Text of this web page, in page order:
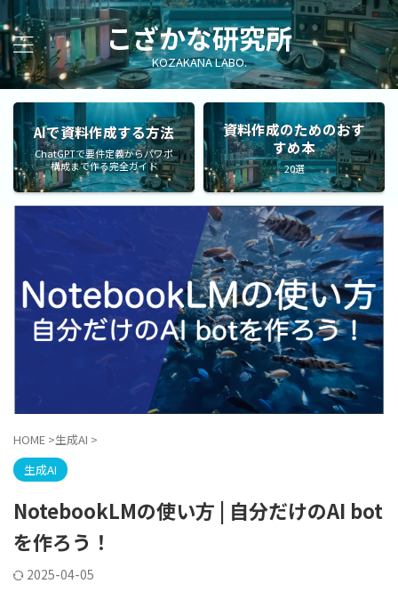
こざかな研究所
KOZAKANA LABO.
AIで資料作成する方法
ChatGPTで要件定義からパワポ
構成まで作る完全ガイド
資料作成のためのおす
すめ本
20選
HOME >生成AI >
生成AI
NotebookLMの使い方 | 自分だけのAI bot
を作ろう！
2025-04-05